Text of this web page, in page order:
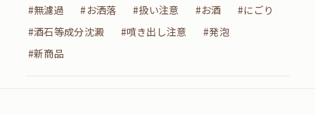
#無濾過
#お洒落 #扱い注意 #お酒
#にごり
#酒石等成分沈澱
#噴き出し注意
#発泡
#新商品